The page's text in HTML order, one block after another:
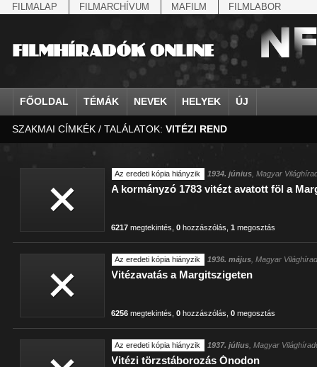
FILMALAP FILMARCHÍVUM MAFILM FILMLABOR
FŐOLDAL TÉMÁK NEVEK HELYEK ÚJ
agrárium
államfő
állatvilág
amerikai magyarok
Anschluss
antant
antant
április 4.
arisztokrácia
IV. Béla, magyar királ...
Aarons-Hughes, Ruth
Aczél György
Aczél Ilona
Ádám Zoltán
Ady Endre
Agárdi Gábor
Ágotai Géza, dr.
Aimone savoya-
Albert Ferenc
Albert Ferenc
Aarau
Abapuszta
Ácsteszér
Addisz-Abeba
Adony
Adua
Afrika
Alag
Albánia
SZAKMAI CÍMKÉK / TALÁLATOK:VITÉZI REND
Az eredeti kópia hiányzik 1934. június , Magyar
A kormányzó 1783 vitézt avatott föl a
6217 megtekintés ,0 hozzászólás ,1 megosztás
Az eredeti kópia hiányzik 1936. május , Magyar
Vitézavatás a Margitszigeten
6256 megtekintés ,0 hozzászólás ,0 megosztás
Az eredeti kópia hiányzik 1937. július , Magyar
Vitézi törzstáborozás Ónodon